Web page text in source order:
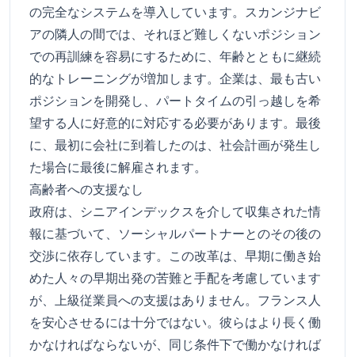
の完全なシステムを導入しています。スカンジナビ
アの隣人の間では、それほど難しくないポジション
での再訓練を容易にするために、年齢とともに継続
的なトレーニングが増加します。企業は、最も古い
ポジションを開発し、パートタイムの引っ越しを希
望する人に好意的に対応する必要があります。最後
に、最初に会社に到着したのは、社会計画が発生し
た場合に最後に解雇されます。
高齢者への支援なし
政府は、シニアインデックスを介して収集された情
報に基づいて、ソーシャルパートナーとのその後の
交渉に依存しています。この改革は、早期に働き始
めた人々の早期出発の苦難と手配を考慮しています
が、上級従業員への支援はありません。フランス人
を安心させるには十分ではない。彼らはより長く働
かなければならないが、同じ条件下で働かなければ